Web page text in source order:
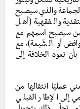
والذي سيصبح
والفقهية (أهل
سيصبح اسمهم مع
أو الشّيعة)، مع
تعود الخلافة إلى
عمليّا انتقالها من
إلى الإطار القبلي